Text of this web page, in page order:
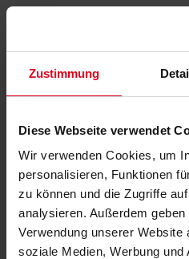
Zustimmung
Diese Webseite verwendet
Wir verwenden Cookies, um
personalisieren, Funktionen
zu können und die Zugriffe
analysieren. Außerdem
Verwendung unserer Website
soziale Medien, Werbung